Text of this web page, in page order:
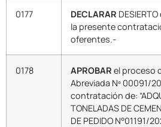
0177 DECLARAR
la presente
oferentes.-
0178 APROBAR el proceso
Abreviada Nº 00091/
contratación de:
TONELADAS DE
DE PEDIDO N°01191/